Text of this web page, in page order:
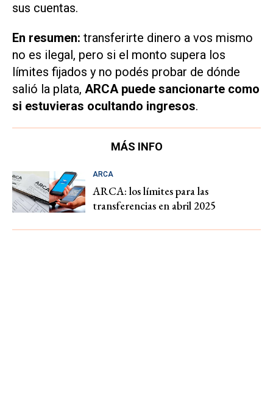
sus cuentas.
En resumen: transferirte dinero a vos mismo
no es ilegal, pero si el monto supera los
límites fijados y no podés probar de dónde
salió la plata, ARCA puede sancionarte como
si estuvieras ocultando ingresos.
MÁS INFO
ARCA
ARCA: los límites para las
transferencias en abril 2025